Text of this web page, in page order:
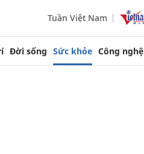
Tuần Việt Nam
Đời sống Sức khỏe Công nghệ